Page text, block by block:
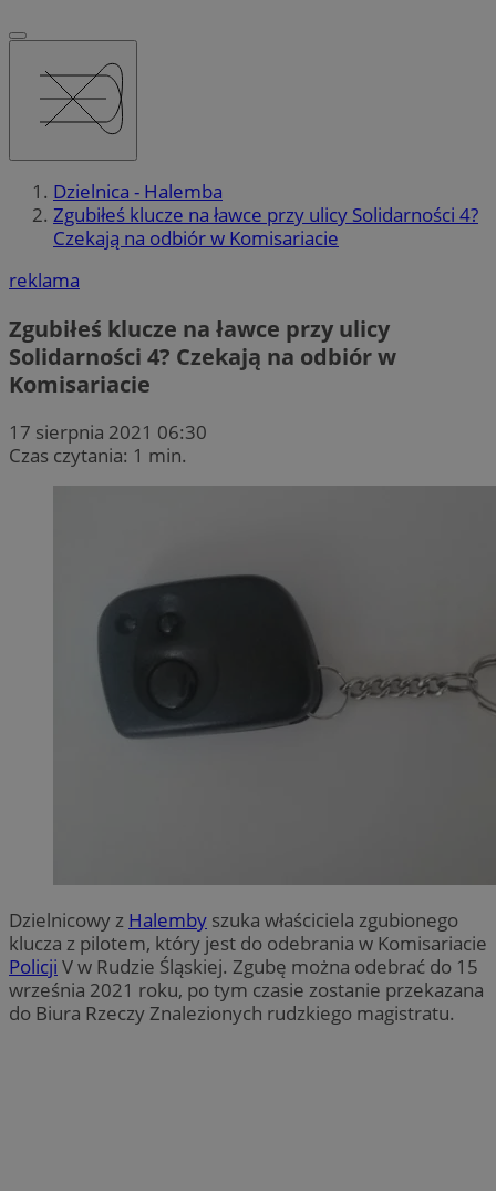
Dzielnica - Halemba
Zgubiłeś klucze na ławce przy ulicy Solidarności 4?
Czekają na odbiór w Komisariacie
reklama
Zgubiłeś klucze na ławce przy ulicy
Solidarności 4? Czekają na odbiór w
Komisariacie
17 sierpnia 2021 06:30
Czas czytania: 1 min.
Dzielnicowy z Halemby szuka właściciela zgubionego
klucza z pilotem, który jest do odebrania w Komisariacie
Policji V w Rudzie Śląskiej. Zgubę można odebrać do 15
września 2021 roku, po tym czasie zostanie przekazana
do Biura Rzeczy Znalezionych rudzkiego magistratu.